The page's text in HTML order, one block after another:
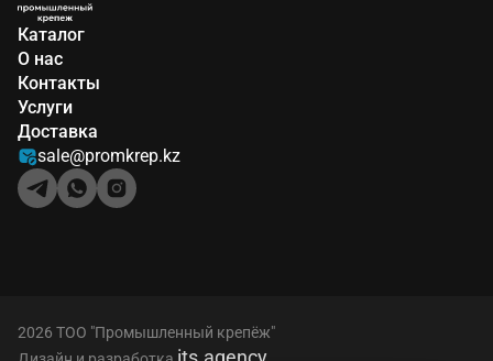
Каталог
О нас
Контакты
Услуги
Доставка
sale@promkrep.kz
2026 ТОО "Промышленный крепёж"